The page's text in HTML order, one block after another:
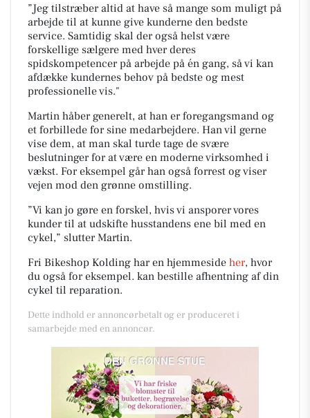
”Jeg tilstræber altid at have så mange som muligt på
arbejde til at kunne give kunderne den bedste
service. Samtidig skal der også helst være
forskellige sælgere med hver deres
spidskompetencer på arbejde på én gang, så vi kan
afdække kundernes behov på bedste og mest
professionelle vis."
Martin håber generelt, at han er foregangsmand og
et forbillede for sine medarbejdere. Han vil gerne
vise dem, at man skal turde tage de svære
beslutninger for at være en moderne virksomhed i
vækst. For eksempel går han også forrest og viser
vejen mod den grønne omstilling.
”Vi kan jo gøre en forskel, hvis vi ansporer vores
kunder til at udskifte husstandens ene bil med en
cykel,” slutter Martin.
Fri Bikeshop Kolding har en hjemmeside her, hvor
du også for eksempel. kan bestille afhentning af din
cykel til reparation.
Dette indhold er annoncørbetalt og er produceret i
samarbejde med en annoncør.